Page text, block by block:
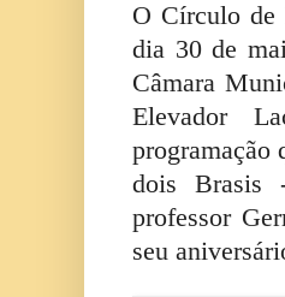
O Círculo de
dia 30 de
Câmara
Elevador
programação
dois Brasis
professor
seu